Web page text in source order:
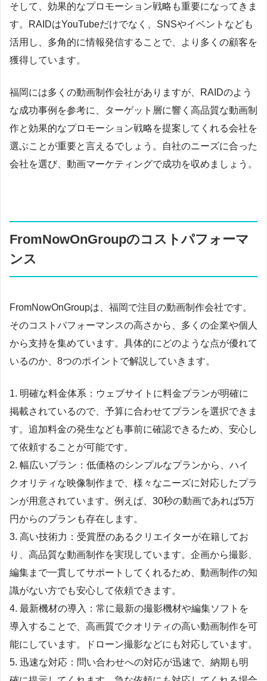
そして、効果的なプロモーション戦略も重要になってきま
す。RAIDはYouTubeだけでなく、SNSやイベントなども
活用し、多角的に情報発信することで、より多くの顧客を
獲得しています。
福岡には多くの動画制作会社がありますが、RAIDのよう
な成功事例を参考に、ターゲット層に響く高品質な動画制
作と効果的なプロモーション戦略を提案してくれる会社を
選ぶことが重要と言えるでしょう。自社のニーズに合った
会社を選び、動画マーケティングで成功を収めましょう。
FromNowOnGroupのコストパフォーマ
ンス
FromNowOnGroupは、福岡で注目の動画制作会社です。
そのコストパフォーマンスの高さから、多くの企業や個人
から支持を集めています。具体的にどのような点が優れて
いるのか、8つのポイントで解説していきます。
1. 明確な料金体系：ウェブサイトに料金プランが明確に
掲載されているので、予算に合わせてプランを選択できま
す。追加料金の発生なども事前に確認できるため、安心し
て依頼することが可能です。
2. 幅広いプラン：低価格のシンプルなプランから、ハイ
クオリティな映像制作まで、様々なニーズに対応したプラ
ンが用意されています。例えば、30秒の動画であれば5万
円からのプランも存在します。
3. 高い技術力：受賞歴のあるクリエイターが在籍してお
り、高品質な動画制作を実現しています。企画から撮影、
編集まで一貫してサポートしてくれるため、動画制作の知
識がない方でも安心して依頼できます。
4. 最新機材の導入：常に最新の撮影機材や編集ソフトを
導入することで、高画質でクオリティの高い動画制作を可
能にしています。ドローン撮影などにも対応しています。
5. 迅速な対応：問い合わせへの対応が迅速で、納期も明